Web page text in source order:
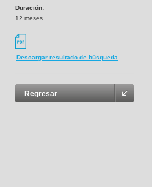
Duración:
12 meses
Descargar resultado de búsqueda
Regresar